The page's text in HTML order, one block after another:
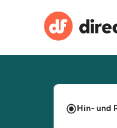
Hin- und